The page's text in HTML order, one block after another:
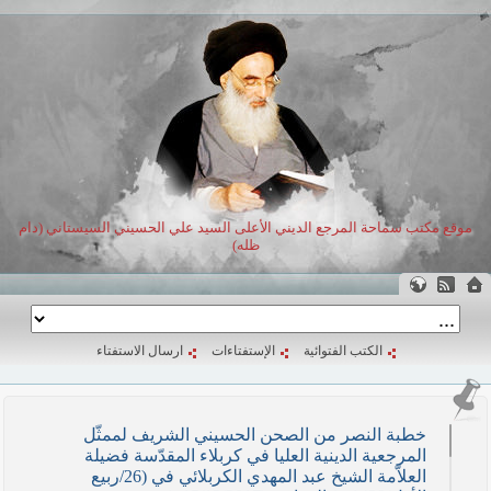
موقع مكتب سماحة المرجع الديني الأعلى السيد علي الحسيني السيستاني (دام
ظله)
الكتب الفتوائية الإستفتاءات ارسال الاستفتاء
خطبة النصر من الصحن الحسيني الشريف لممثّل
المرجعية الدينية العليا في كربلاء المقدّسة فضيلة
العلاّمة الشيخ عبد المهدي الكربلائي في (26/ربيع